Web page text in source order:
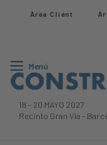
Àrea Client
Menú
18 - 20 MAYO 2027
Recinto Gran Via -